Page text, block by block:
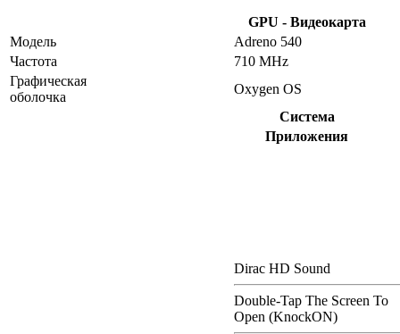
GPU - Видеокарта
Модель
Adreno 540
Частота
710 MHz
Графическая
оболочка
Oxygen OS
Система
Приложения
Dirac HD Sound
Double-Tap The Screen To
Open (KnockON)